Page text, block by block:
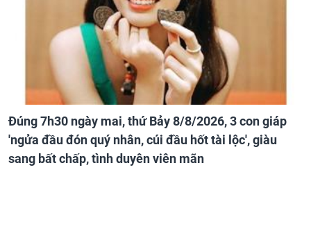
Đúng 7h30 ngày mai, thứ Bảy 8/8/2026, 3 con giáp
'ngửa đầu đón quý nhân, cúi đầu hốt tài lộc', giàu
sang bất chấp, tình duyên viên mãn